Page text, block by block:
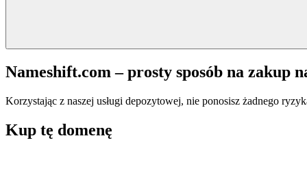
Nameshift.com – prosty sposób na zakup
Korzystając z naszej usługi depozytowej, nie ponosisz żadnego
Kup tę domenę